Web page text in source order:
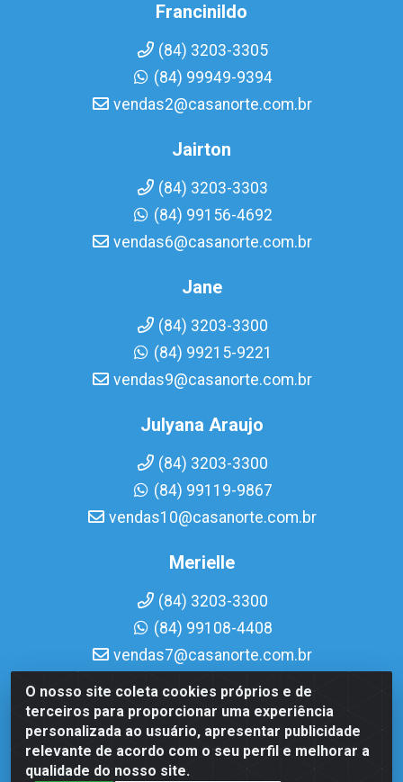
O nosso site coleta cookies próprios e de
terceiros para proporcionar uma experiência
personalizada ao usuário, apresentar publicidade
relevante de acordo com o seu perfil e melhorar a
qualidade do nosso site.
Francinildo
(84) 3203-3305
(84) 99949-9394
vendas2@casanorte.com.br
Jairton
(84) 3203-3303
(84) 99156-4692
vendas6@casanorte.com.br
Jane
(84) 3203-3300
(84) 99215-9221
vendas9@casanorte.com.br
Julyana Araujo
(84) 3203-3300
(84) 99119-9867
vendas10@casanorte.com.br
Merielle
(84) 3203-3300
(84) 99108-4408
vendas7@casanorte.com.br
Casa Norte LTDA - Av. Interventor Mário Câmara, 1815 -
Dix-Sept Rosado, Natal/RN - CEP 59054-600 - CNPJ
08.713.513/0001-51